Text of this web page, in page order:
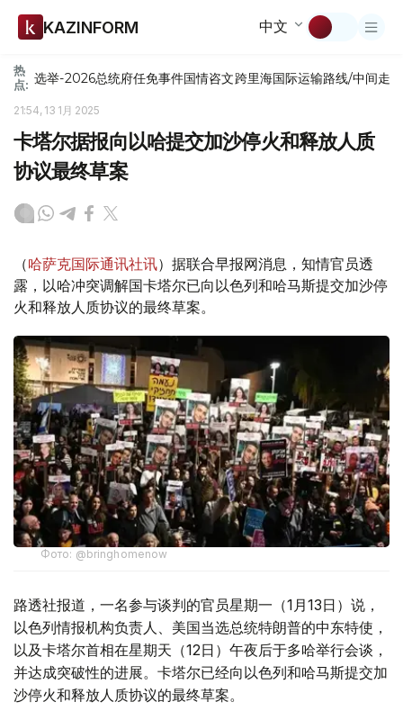
KAZINFORM 中文
热
点: 选举-2026总统府任免事件国情咨文跨里海国际运输路线/中间走廊
21:54, 13 1月 2025
卡塔尔据报向以哈提交加沙停火和释放人质
协议最终草案
（哈萨克国际通讯社讯）据联合早报网消息，知情官员透
露，以哈冲突调解国卡塔尔已向以色列和哈马斯提交加沙停
火和释放人质协议的最终草案。
Фото: @bringhomenow
路透社报道，一名参与谈判的官员星期一（1月13日）说，
以色列情报机构负责人、美国当选总统特朗普的中东特使，
以及卡塔尔首相在星期天（12日）午夜后于多哈举行会谈，
并达成突破性的进展。卡塔尔已经向以色列和哈马斯提交加
沙停火和释放人质协议的最终草案。